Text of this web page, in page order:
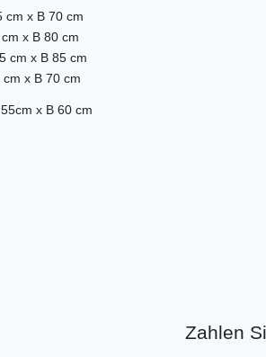
cm x B 70 cm
x B 80 cm
cm x B 85 cm
x B 70 cm
x B 60 cm
Zahlen